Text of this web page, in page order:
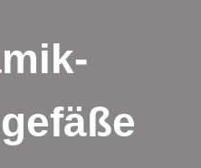
Arabic
Korean